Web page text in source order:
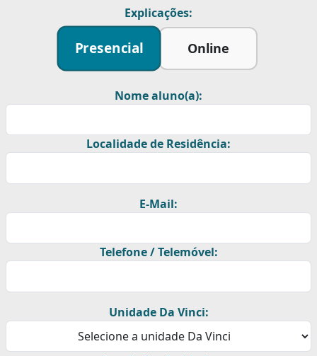
Explicações:
Presencial Online
Nome aluno(a):
Localidade de Residência:
E-Mail:
Telefone / Telemóvel:
Unidade Da Vinci: